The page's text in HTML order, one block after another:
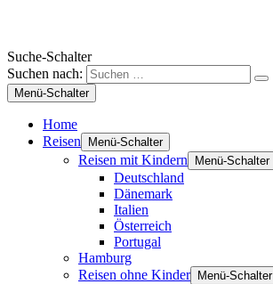
Suche-Schalter
Suchen nach:
Menü-Schalter
Home
Reisen
Menü-Schalter
Reisen mit Kindern Menü-Schalter
Deutschland
Dänemark
Italien
Österreich
Portugal
Hamburg
Reisen ohne Kinder
Menü-Schalter